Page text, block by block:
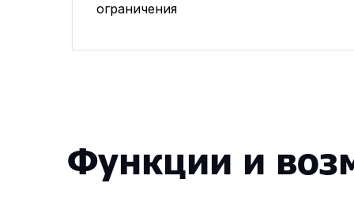
ограничения
Функции и